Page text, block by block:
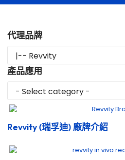
代理品牌
產品應用
Revvity (瑞孚迪) 廠牌介紹